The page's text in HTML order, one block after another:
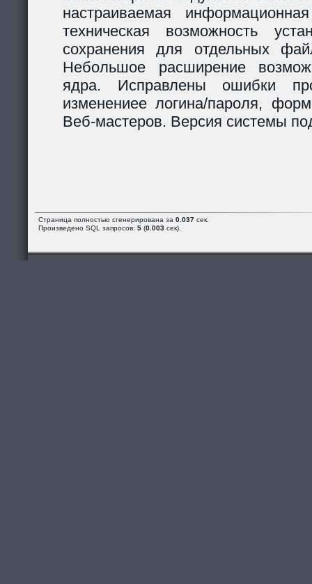
настраиваемая
техническая возможность
сохранения для отдельных
Небольшое расширение
ядра. Исправлены ошибки
изменениее логина/пароля,
Веб-мастеров. Версия системы
Страница полностью сгенерирована за 0.037 сек.
Произведено SQL запросов: 5 (0.003 сек).